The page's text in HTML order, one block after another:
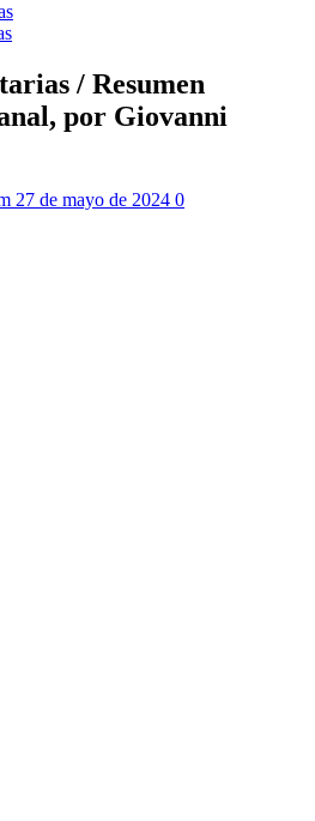
/ Resumen
por Giovanni
27 de mayo de 2024 0